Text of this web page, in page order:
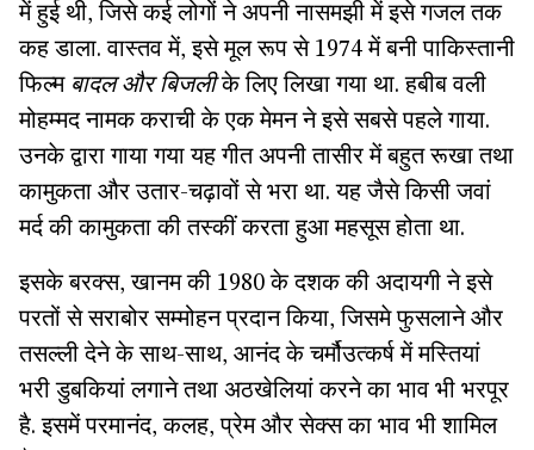
में हुई थी, जिसे कई लोगों ने अपनी नासमझी में इसे गजल तक
कह डाला. वास्तव में, इसे मूल रूप से 1974 में बनी पाकिस्तानी
फिल्म बादल और बिजलीके लिए लिखा गया था. हबीब वली
मोहम्मद नामक कराची के एक मेमन ने इसे सबसे पहले गाया.
उनके द्वारा गाया गया यह गीत अपनी तासीर में बहुत रूखा तथा
कामुकता और उतार-चढ़ावों से भरा था. यह जैसे किसी जवां
मर्द की कामुकता की तस्कीं करता हुआ महसूस होता था.
इसके बरक्स, खानम की 1980 के दशक की अदायगी ने इसे
परतों से सराबोर सम्मोहन प्रदान किया, जिसमे फुसलाने और
तसल्ली देने के साथ-साथ, आनंद के चर्मौउत्कर्ष में मस्तियां
भरी डुबकियां लगाने तथा अठखेलियां करने का भाव भी भरपूर
है. इसमें परमानंद, कलह, प्रेम और सेक्स का भाव भी शामिल